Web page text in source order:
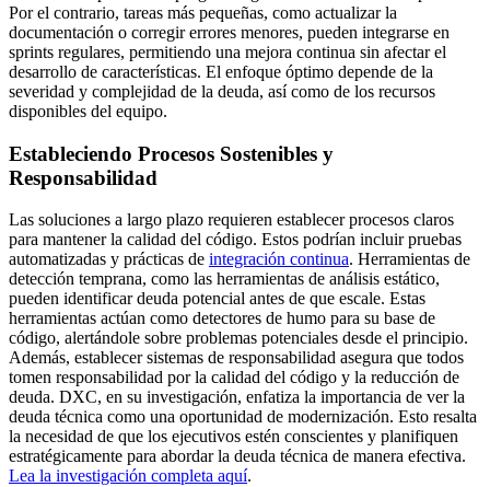
Por el contrario, tareas más pequeñas, como actualizar la
documentación o corregir errores menores, pueden integrarse en
sprints regulares, permitiendo una mejora continua sin afectar el
desarrollo de características. El enfoque óptimo depende de la
severidad y complejidad de la deuda, así como de los recursos
disponibles del equipo.
Estableciendo Procesos Sostenibles y
Responsabilidad
Las soluciones a largo plazo requieren establecer procesos claros
para mantener la calidad del código. Estos podrían incluir pruebas
automatizadas y prácticas de integración continua. Herramientas de
detección temprana, como las herramientas de análisis estático,
pueden identificar deuda potencial antes de que escale. Estas
herramientas actúan como detectores de humo para su base de
código, alertándole sobre problemas potenciales desde el principio.
Además, establecer sistemas de responsabilidad asegura que todos
tomen responsabilidad por la calidad del código y la reducción de
deuda. DXC, en su investigación, enfatiza la importancia de ver la
deuda técnica como una oportunidad de modernización. Esto resalta
la necesidad de que los ejecutivos estén conscientes y planifiquen
estratégicamente para abordar la deuda técnica de manera efectiva.
Lea la investigación completa aquí.